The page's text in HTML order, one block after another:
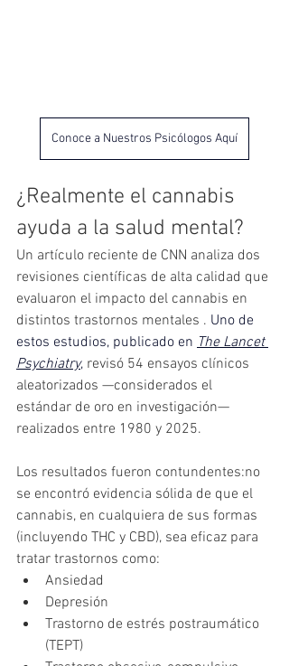
Conoce a Nuestros Psicólogos Aquí
¿Realmente el cannabis
ayuda a la salud mental?
Un artículo reciente de CNN analiza dos
revisiones científicas de alta calidad que
evaluaron el impacto del cannabis en
distintos trastornos mentales . Uno de
estos estudios, publicado en The Lancet
Psychiatry, revisó 54 ensayos clínicos
aleatorizados —considerados el
estándar de oro en investigación—
realizados entre 1980 y 2025.
Los resultados fueron contundentes:no
se encontró evidencia sólida de que el
cannabis, en cualquiera de sus formas
(incluyendo THC y CBD), sea eficaz para
tratar trastornos como:
Ansiedad
Depresión
Trastorno de estrés postraumático
(TEPT)